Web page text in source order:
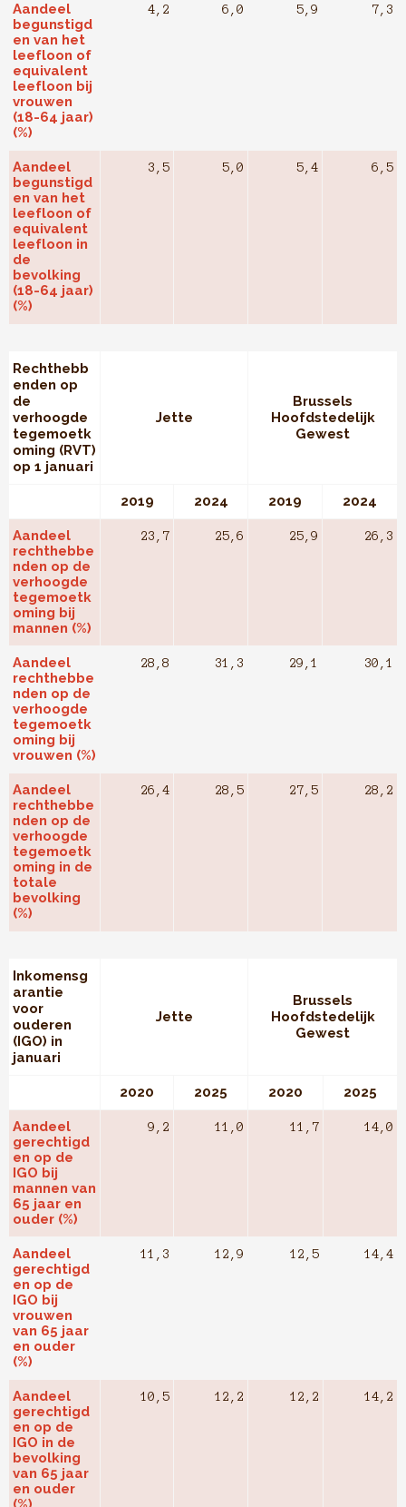
Aandeel
begunstigd
en van het
leefloon of
equivalent
leefloon bij
vrouwen
(18-64 jaar)
(%)
4,2 6,0 5,9 7,3
Aandeel
begunstigd
en van het
leefloon of
equivalent
leefloon in
de
bevolking
(18-64 jaar)
(%)
3,5 5,0 5,4 6,5
Rechthebb
enden op
de
verhoogde
tegemoetk
oming (RVT)
op 1 januari
Jette
Brussels
Hoofdstedelijk
Gewest
2019 2024 2019 2024
Aandeel
rechthebbe
nden op de
verhoogde
tegemoetk
oming bij
mannen (%)
23,7 25,6 25,9 26,3
Aandeel
rechthebbe
nden op de
verhoogde
tegemoetk
oming bij
vrouwen (%)
28,8 31,3 29,1 30,1
Aandeel
rechthebbe
nden op de
verhoogde
tegemoetk
oming in de
totale
bevolking
(%)
26,4 28,5 27,5 28,2
Inkomensg
arantie
voor
ouderen
(IGO) in
januari
Jette
Brussels
Hoofdstedelijk
Gewest
2020 2025 2020 2025
Aandeel
gerechtigd
en op de
IGO bij
mannen van
65 jaar en
ouder (%)
9,2 11,0 11,7 14,0
Aandeel
gerechtigd
en op de
IGO bij
vrouwen
van 65 jaar
en ouder
(%)
11,3 12,9 12,5 14,4
Aandeel
gerechtigd
en op de
IGO in de
bevolking
van 65 jaar
en ouder
10,5 12,2 12,2 14,2